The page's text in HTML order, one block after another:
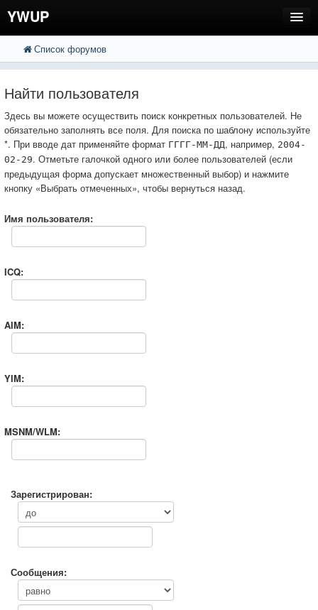
YWUP
FAQ
Вход
Список форумов
Найти пользователя
Здесь вы можете осуществить поиск конкретных пользователей. Не
обязательно заполнять все поля. Для поиска по шаблону используйте
*. При вводе дат применяйте формат ГГГГ-ММ-ДД, например, 2004-
02-29. Отметьте галочкой одного или более пользователей (если
предыдущая форма допускает множественный выбор) и нажмите
кнопку «Выбрать отмеченных», чтобы вернуться назад.
Имя пользователя:
ICQ:
AIM:
YIM:
MSNM/WLM:
Зарегистрирован:
Сообщения: